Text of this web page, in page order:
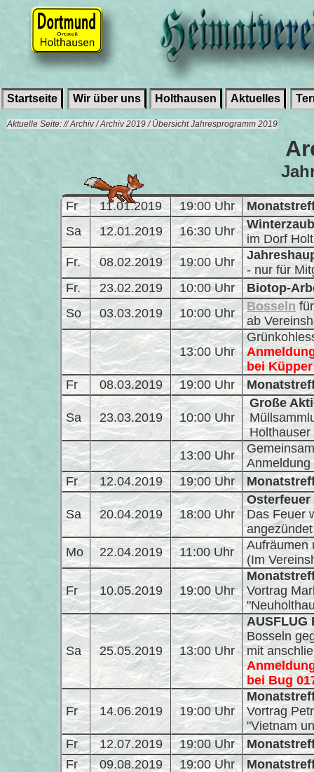
Startseite Wir über uns Holthausen Aktuelles
Aktuelle Seite: // Archiv / Archiv 2019 / Übersicht Jahresprogramm 2019
Fr 11.01.2019 19:00 Uhr
Sa
12.01.2019 16:30 Uhr
im Dorf
Fr.
08.02.2019 19:00 Uhr
- nur für
Fr.
23.02.2019 10:00 Uhr
Biotop-
So
03.03.2019 10:00 Uhr Bosseln
ab
13:00 Uhr
bei
Fr
08.03.2019 19:00 Uhr
Sa 23.03.2019 10:00 Uhr
Große
Holthauser
13:00 Uhr
Anmeldung
Fr
12.04.2019 19:00 Uhr
Sa 20.04.2019 18:00 Uhr
Osterfeuer
Das Feuer
angezündet
Mo
22.04.2019 11:00 Uhr
Aufräumen
(Im
Fr 10.05.2019 19:00 Uhr
Vortrag
Sa 25.05.2019 13:00 Uhr
AUSFLUG
Bosseln
mit
bei Bug
Fr 14.06.2019 19:00 Uhr
Vortrag
"Vietnam
Fr
12.07.2019 19:00 Uhr
Fr
09.08.2019 19:00 Uhr